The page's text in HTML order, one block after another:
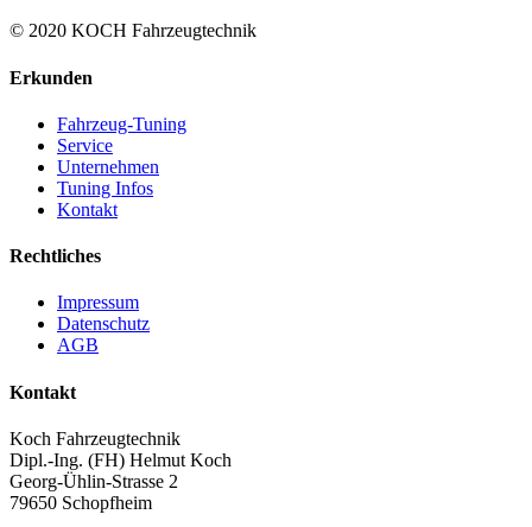
© 2020 KOCH Fahrzeugtechnik
Erkunden
Fahrzeug-Tuning
Service
Unternehmen
Tuning Infos
Kontakt
Rechtliches
Impressum
Datenschutz
AGB
Kontakt
Koch Fahrzeugtechnik
Dipl.-Ing. (FH) Helmut Koch
Georg-Ühlin-Strasse 2
79650 Schopfheim